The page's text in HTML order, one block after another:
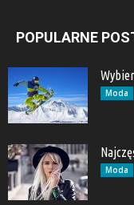
POPULARNE
Moda
Moda